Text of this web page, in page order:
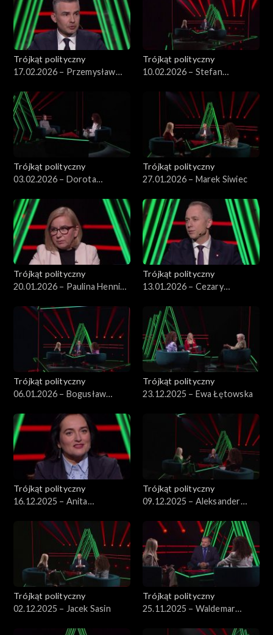
Trójkąt polityczny
17.02.2026 – Przemysław
Trójkąt polityczny
10.02.2026 – Stefan
Trójkąt polityczny
03.02.2026 – Dorota
Trójkąt polityczny
27.01.2026 – Marek Siwiec
Trójkąt polityczny
20.01.2026 – Paulina Hennig-
Trójkąt polityczny
13.01.2026 – Cezary
Trójkąt polityczny
06.01.2026 – Bogusław
Trójkąt polityczny
23.12.2025 – Ewa Łętowska
Trójkąt polityczny
16.12.2025 – Anita
Trójkąt polityczny
09.12.2025 – Aleksander
Trójkąt polityczny
02.12.2025 – Jacek Sasin
Trójkąt polityczny
25.11.2025 – Waldemar